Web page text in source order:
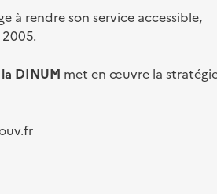
à rendre son service accessible,
DINUM met en œuvre la